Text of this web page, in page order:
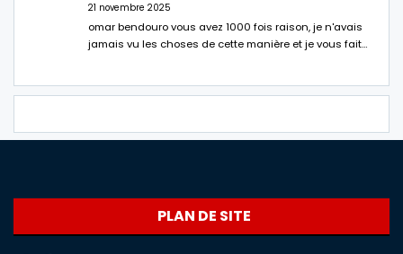
21 novembre 2025
omar bendouro vous avez 1000 fois raison, je n'avais
jamais vu les choses de cette manière et je vous fait…
PLAN DE SITE